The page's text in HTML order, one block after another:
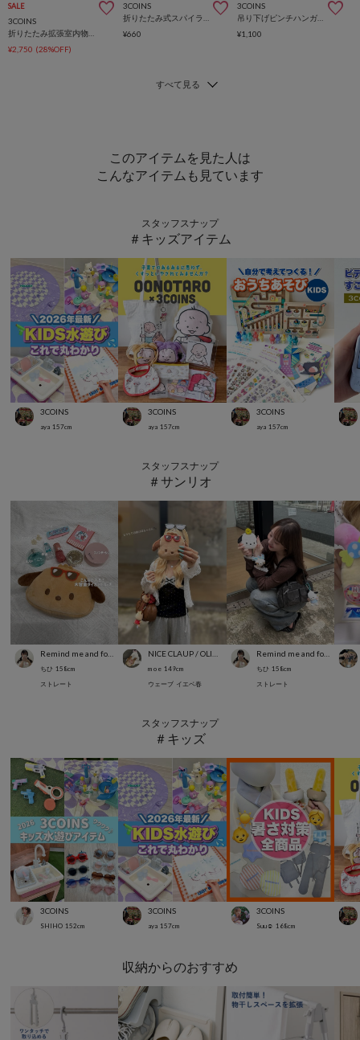
SALE
3COINS
¥2,750 (28%OFF)
3COINS
¥660
3COINS
¥1,100
このアイテムを見た人は
こんなアイテムも見ています
スタッフスナップ
＃キッズアイテム
3COINS
aya 157cm
3COINS
aya 157cm
3COINS
aya 157cm
スタッフスナップ
＃サンリオ
ちひ 158cm
ストレート
m o e 149cm
ウェーブ イエベ春
Remind me and forever
ちひ 158cm
ストレート
スタッフスナップ
＃キッズ
3COINS
SHIHO 152cm
3COINS
aya 157cm
3COINS
Suu☺︎ 168cm
収納からのおすすめ